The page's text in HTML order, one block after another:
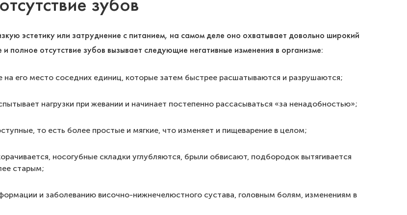
эстетику или затруднение с питанием, на самом деле оно охватывает довольно широкий
полное отсутствие зубов вызывает следующие негативные изменения в организме:
на его место соседних единиц, которые затем быстрее расшатываются и разрушаются;
нагрузки при жевании и начинает постепенно рассасываться «за ненадобностью»;
то есть более простые и мягкие, что изменяет и пищеварение в целом;
носогубные складки углубляются, брыли обвисают, подбородок вытягивается
старым;
и заболеванию височно-нижнечелюстного сустава, головным болям, изменениям в